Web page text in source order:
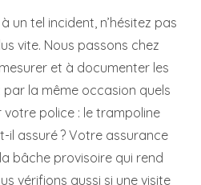
un tel incident, n’hésitez pas
vite. Nous passons chez
et à documenter les
la même occasion quels
police : le trampoline
il assuré ? Votre assurance
bâche provisoire qui rend
vérifions aussi si une visite